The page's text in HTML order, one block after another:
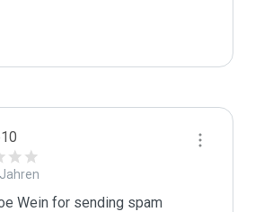
Wein for sending spam